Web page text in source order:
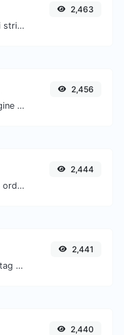
Codifica qualsiasi input di stringa nel formato URL.
2,463
Trasforma un input immagine in una stringa Base64.
2,456
Ordina le righe di testo in ordine alfabetico (A-Z o Z-A) con facilità.
2,444
Rimuovi facilmente tutti i tag HTML da un blocco di testo.
2,441
2,440